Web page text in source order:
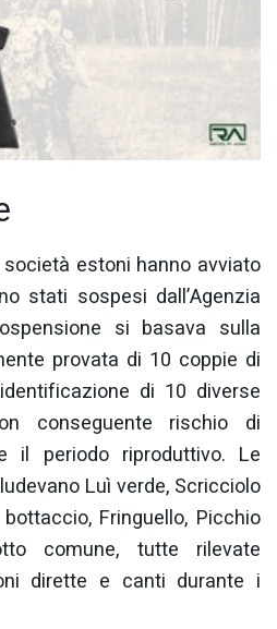
estoni hanno avviato
stati sospesi dall’Agenzia
si basava sulla
provata di 10 coppie di
di 10 diverse
conseguente rischio di
il periodo riproduttivo. Le
Luì verde, Scricciolo
Fringuello, Picchio
comune, tutte rilevate
dirette e canti durante i